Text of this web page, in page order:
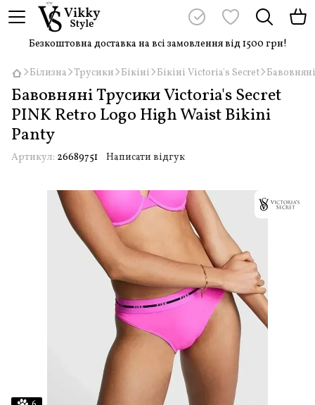
Безкоштовна доставка на всі замовлення від 1500 грн!
Білизна Трусики Бікіні Бікіні Victoria's Secret
Бавовняні Трусики Victoria's Secret
PINK Retro Logo High Waist Bikini
Panty
Артикул: 26689751 Написати відгук